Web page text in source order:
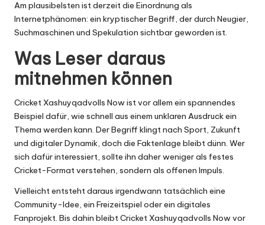
Am plausibelsten ist derzeit die Einordnung als
Internetphänomen: ein kryptischer Begriff, der durch Neugier,
Suchmaschinen und Spekulation sichtbar geworden ist.
Was Leser daraus
mitnehmen können
Cricket Xashuyqadvolls Now ist vor allem ein spannendes
Beispiel dafür, wie schnell aus einem unklaren Ausdruck ein
Thema werden kann. Der Begriff klingt nach Sport, Zukunft
und digitaler Dynamik, doch die Faktenlage bleibt dünn. Wer
sich dafür interessiert, sollte ihn daher weniger als festes
Cricket-Format verstehen, sondern als offenen Impuls.
Vielleicht entsteht daraus irgendwann tatsächlich eine
Community-Idee, ein Freizeitspiel oder ein digitales
Fanprojekt. Bis dahin bleibt Cricket Xashuyqadvolls Now vor